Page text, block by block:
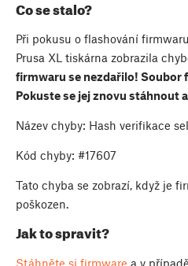
Co se stalo?
Při pokusu o flashování
Prusa XL tiskárna zobrazila
firmwaru se nezdařilo! Soubor
Pokuste se jej znovu stáhnout
Název chyby: Hash verifikace
Kód chyby: #17607
Tato chyba se zobrazí, když je
poškozen.
Jak to spravit?
Stáhněte si firmware a v